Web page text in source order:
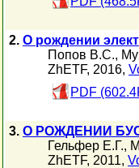
2. О рождении
Попов В.С.,
ZhETF, 2016,
PDF
3. О РОЖДЕНИИ
Гельфер Е.Г.,
ZhETF, 2011,